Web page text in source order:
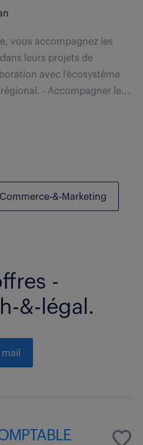
vous accompagnez les
leurs projets de
avec l'écosystème
- Accompagner le...
&-Marketing
-
&-légal.